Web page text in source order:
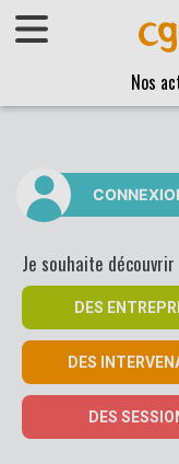
Afficher le menu
Nos
Je souhaite découvrir
DES
DES
DES
DÉJÀ
Adresse
Se